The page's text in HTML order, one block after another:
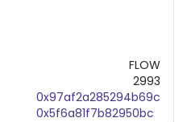
FLOW
2993
0x97af2a285294b69c
0x5f6a81f7b82950bc